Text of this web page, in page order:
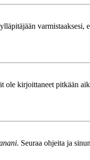
kirjoittaneet pitkään
. Seuraa ohjeita ja